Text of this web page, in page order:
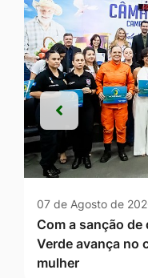
07 de Agosto de
Com a sanção de
Verde avança no
mulher
Anterior
Anterior